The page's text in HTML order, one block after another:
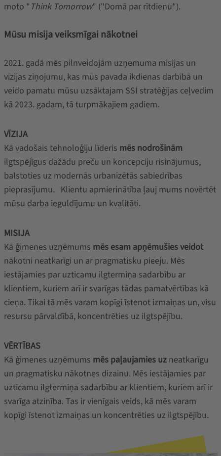
moto " Think Tomorrow" ("Domā par rītdienu").
Mūsu misija veiksmīgai nākotnei
2021. gadā mēs pilnveidojām uzņemuma misijas un
vīzijas ziņojumu, kas mūs pavada ikdienas darbībā un
veido pamatu mūsu uzsāktajam SSI stratēģijas ceļvedim
kā 2023. gadam, tā turpmākajiem gadiem.
VĪZIJA
Kā vadošais tehnoloģiju līderis mēs nodrošinām
ilgtspējīgus dažādu preču un koncepciju risinājumus,
balstoties uz modernās urbanizētās sabiedrības
pieprasījumu. Klientu apmierinātība ļauj mums novērtēt
mūsu darba ieguldījumu un kvalitāti.
MISIJA
Kā ģimenes uzņēmums mēs esam apņēmušies veidot
nākotni neatkarīgi un ar pragmatisku pieeju. Mēs
iestājamies par uzticamu ilgtermiņa sadarbību ar
klientiem, kuriem arī ir svarīgas tādas pamatvērtības kā
cieņa. Tikai tā mēs varam kopīgi īstenot izmaiņas un, visu
resursu pārvaldībā, koncentrēties uz ilgtspējību.
VĒRTĪBAS
Kā ģimenes uzņēmums mēs paļaujamies uzneatkarīgu
un pragmatisku nākotnes dizainu. Mēs iestājamies par
uzticamu ilgtermiņa sadarbību ar klientiem, kuriem arī ir
svarīga atzinība. Tas ir vienīgais veids, kā mēs varam
kopīgi īstenot izmaiņas un koncentrēties uz ilgtspējību.